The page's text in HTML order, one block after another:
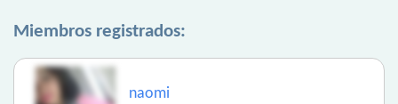
Miembros registrados:
naomi